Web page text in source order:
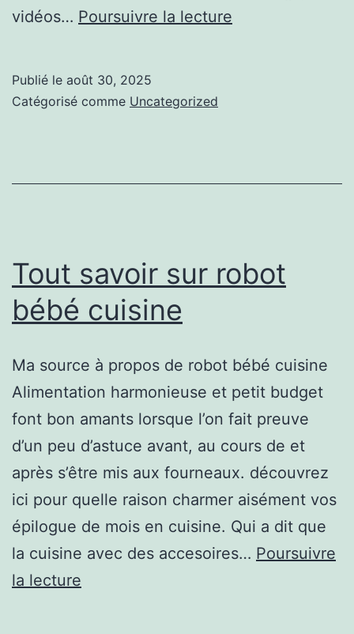
vidéos… Poursuivre la lecture
Facilement
Publié le août 30, 2025
Catégorisé comme Uncategorized
Tout savoir sur robot
bébé cuisine
Ma source à propos de robot bébé cuisine
Alimentation harmonieuse et petit budget
font bon amants lorsque l’on fait preuve
d’un peu d’astuce avant, au cours de et
après s’être mis aux fourneaux. découvrez
ici pour quelle raison charmer aisément vos
épilogue de mois en cuisine. Qui a dit que
la cuisine avec des accesoires… Poursuivre
la lecture